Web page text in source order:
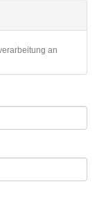
an